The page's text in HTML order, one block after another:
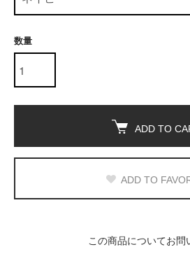
数量
ADD TO
ADD TO
この商品についてお問